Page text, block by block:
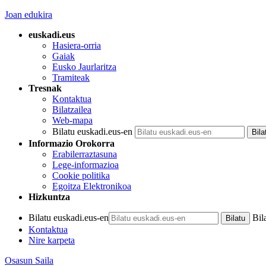
Joan edukira
euskadi.eus
Hasiera-orria
Gaiak
Eusko Jaurlaritza
Tramiteak
Tresnak
Kontaktua
Bilatzailea
Web-mapa
Bilatu euskadi.eus-en
Informazio Orokorra
Erabilerraztasuna
Lege-informazioa
Cookie politika
Egoitza Elektronikoa
Hizkuntza
Bilatu euskadi.eus-en
Kontaktua
Nire karpeta
Osasun Saila